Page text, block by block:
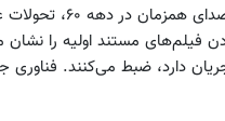
با ظهور دوربین‌های پرتابل
مستند اولیه را نشان
دارد، ضبط می‌کنند. فناوری